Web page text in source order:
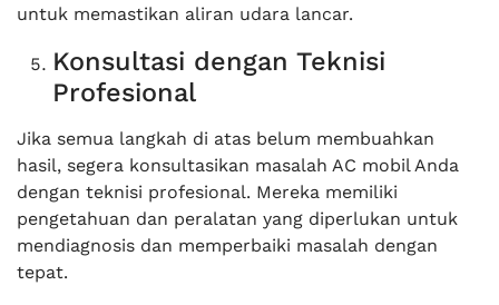
untuk memastikan aliran udara lancar.
Konsultasi dengan Teknisi
Profesional
Jika semua langkah di atas belum membuahkan
hasil, segera konsultasikan masalah AC mobil Anda
dengan teknisi profesional. Mereka memiliki
pengetahuan dan peralatan yang diperlukan untuk
mendiagnosis dan memperbaiki masalah dengan
tepat.